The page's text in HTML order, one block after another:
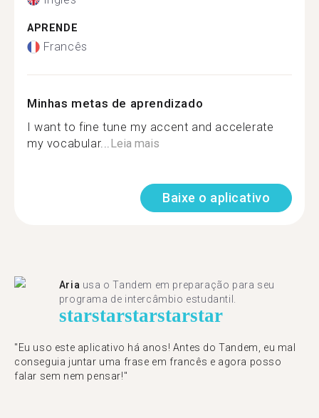
APRENDE
Francês
Minhas metas de aprendizado
I want to fine tune my accent and accelerate
my vocabular...Leia mais
Baixe o aplicativo
Aria usa o Tandem em preparação para seu
programa de intercâmbio estudantil.
starstarstarstarstar
"​​Eu uso este aplicativo há anos! Antes do Tandem, eu mal
conseguia juntar uma frase em francês e agora posso
falar sem nem pensar!"